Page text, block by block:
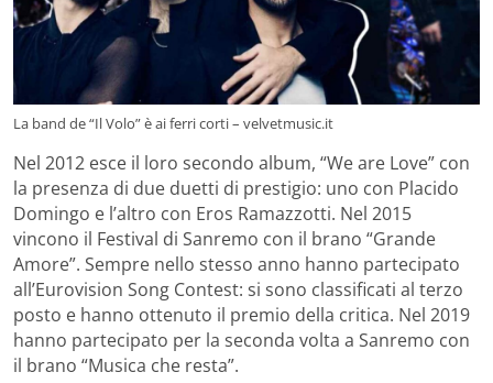
La band de “Il Volo” è ai ferri corti – velvetmusic.it
Nel 2012 esce il loro secondo album, “We are Love” con
la presenza di due duetti di prestigio: uno con Placido
Domingo e l’altro con Eros Ramazzotti. Nel 2015
vincono il Festival di Sanremo con il brano “Grande
Amore”. Sempre nello stesso anno hanno partecipato
all’Eurovision Song Contest: si sono classificati al terzo
posto e hanno ottenuto il premio della critica. Nel 2019
hanno partecipato per la seconda volta a Sanremo con
il brano “Musica che resta”.